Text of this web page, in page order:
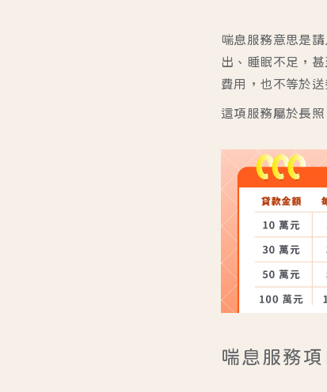
喘息服務意思是
出、睡眠不足，
費用，也不等於
這項服務屬於長
喘息服務項